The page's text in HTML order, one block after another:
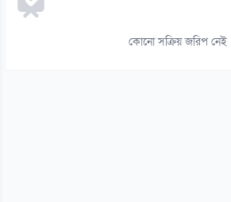
এসএসসির ফলে পাস ও জিপিএ-৫ এ এগিয়ে মেয়েরা
কোনো সক্রিয় জরিপ নেই